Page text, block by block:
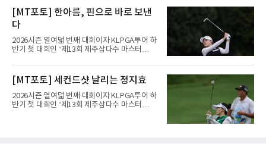
에서 경기하고 있다.
[MT포토] 한아름, 핀으로 바로 보낸
다
2026시즌 열여덟 번째 대회이자 KLPGA투어 하
반기 첫 대회인 ‘제13회 제주삼다수 마스터
제주도 서귀포시에 위치한 테디밸리 골프앤리조
트(파72/6,767야드)에서 열리고 있다.8일 현재
3라운드 경기가 펼쳐지고 있다.한아름이 1번 홀
에서 경기하고 있다.
[MT포토] 세컨드샷 날리는 정지효
2026시즌 열여덟 번째 대회이자 KLPGA투어 하
반기 첫 대회인 ‘제13회 제주삼다수 마스터